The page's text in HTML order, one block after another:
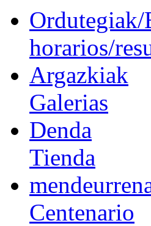
Ordutegiak/
horarios/
Argazkiak
Galerias
Denda
Tienda
Centenario